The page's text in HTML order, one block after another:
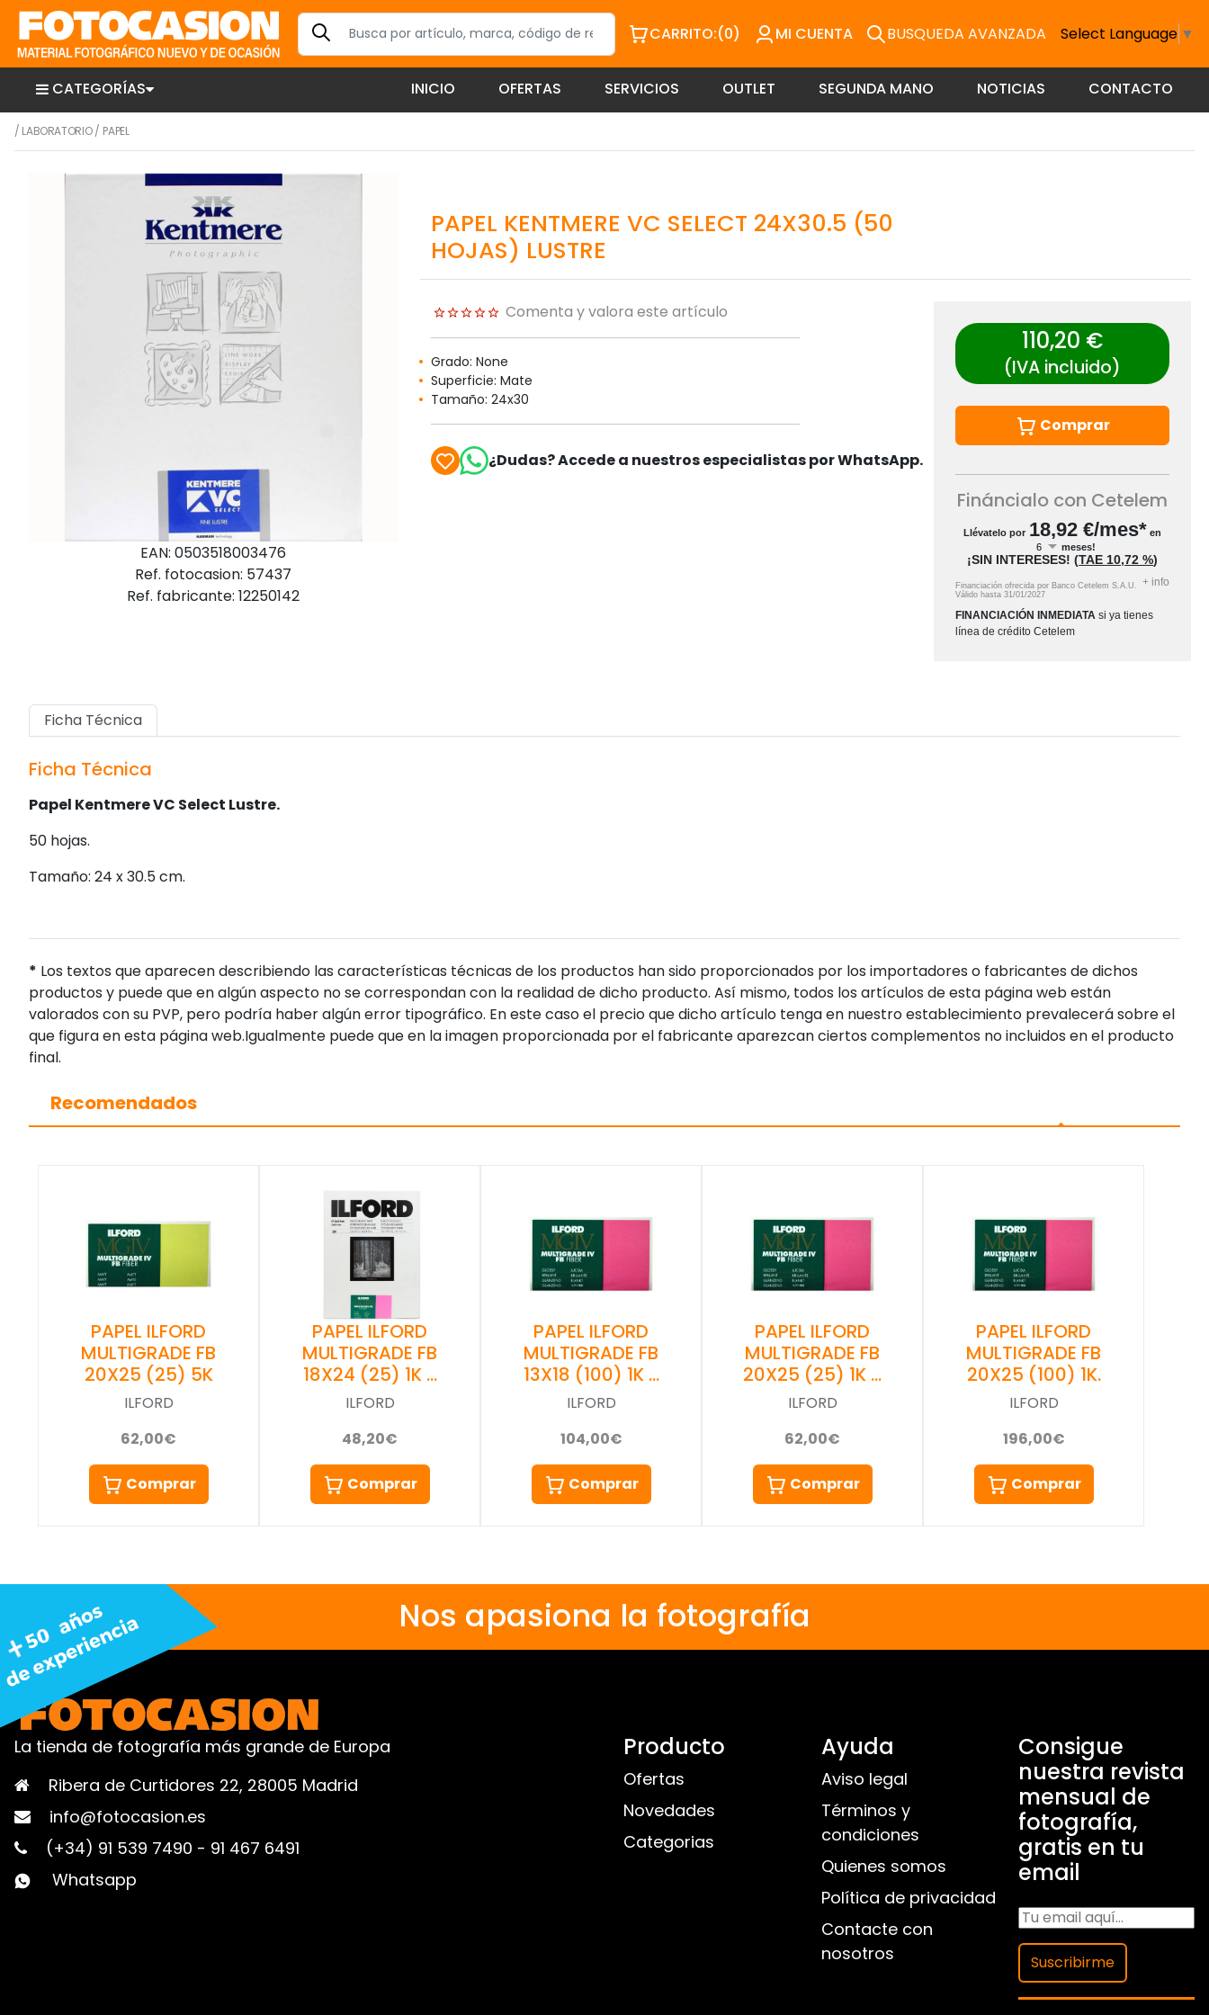
CARRITO:(0) MI CUENTA BUSQUEDA AVANZADA Select Language ▼
CATEGORÍAS INICIO OFERTAS SERVICIOS OUTLET SEGUNDA MANO NOTICIAS CONTACTO
/ LABORATORIO/ PAPEL
EAN: 0503518003476
Ref. fotocasion: 57437
Ref. fabricante: 12250142
PAPEL KENTMERE VC SELECT 24X30.5 (50
HOJAS) LUSTRE
Comenta y valora este artículo
Grado: None
Superficie: Mate
Tamaño: 24x30
¿Dudas? Accede a nuestros especialistas por WhatsApp.
110,20 €
(IVA incluido)
Comprar
Fináncialo con Cetelem
Llévatelo por 18,92 €/mes* en
meses!
¡SIN INTERESES!(TAE10,72 %)
Financiación ofrecida por Banco Cetelem S.A.U.
Válido hasta31/01/2027
+ info
FINANCIACIÓN INMEDIATA si ya tienes
línea de crédito Cetelem
Ficha Técnica
Ficha Técnica
Papel Kentmere VC Select Lustre.
50 hojas.
Tamaño: 24 x 30.5 cm.
* Los textos que aparecen describiendo las características técnicas de los productos han sido proporcionados por los importadores o fabricantes de dichos
productos y puede que en algún aspecto no se correspondan con la realidad de dicho producto. Así mismo, todos los artículos de esta página web están
valorados con su PVP, pero podría haber algún error tipográfico. En este caso el precio que dicho artículo tenga en nuestro establecimiento prevalecerá sobre el
que figura en esta página web.Igualmente puede que en la imagen proporcionada por el fabricante aparezcan ciertos complementos no incluidos en el producto
final.
Recomendados
PAPEL ILFORD
MULTIGRADE FB
20X25 (25) 5K
ILFORD
62,00€
Comprar
PAPEL ILFORD
MULTIGRADE FB
18X24 (25) 1K …
ILFORD
48,20€
Comprar
PAPEL ILFORD
MULTIGRADE FB
13X18 (100) 1K …
ILFORD
104,00€
Comprar
PAPEL ILFORD
MULTIGRADE FB
20X25 (25) 1K …
ILFORD
62,00€
Comprar
PAPEL ILFORD
MULTIGRADE FB
20X25 (100) 1K.
ILFORD
196,00€
Comprar
Nos apasiona la fotografía
La tienda de fotografía más grande de Europa
Ribera de Curtidores 22, 28005 Madrid
info@fotocasion.es
(+34) 91 539 7490 - 91 467 6491
Whatsapp
Producto
Ofertas
Novedades
Categorias
Ayuda
Aviso legal
Términos y
condiciones
Quienes somos
Política de privacidad
Contacte con
nosotros
Consigue
nuestra revista
mensual de
fotografía,
gratis en tu
email
Suscribirme